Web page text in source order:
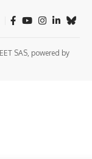
SAS, powered by